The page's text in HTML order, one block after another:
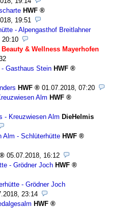
HWF
19:51
- Alpengasthof Breitlahner
20:10
Beauty & Wellness Mayerhofen
- Gasthaus Stein HWF
HWF
01.07.2018, 07:20
Alm HWF
- Kreuzwiesen Alm DieHelmis
Alm - Schlüterhütte HWF
05.07.2018, 16:12
- Grödner Joch HWF
- Grödner Joch
23:14
HWF